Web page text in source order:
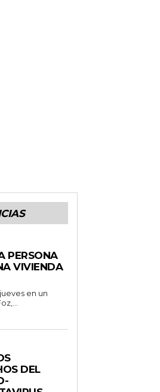
PERSONA
VIVIENDA
en un
DEL